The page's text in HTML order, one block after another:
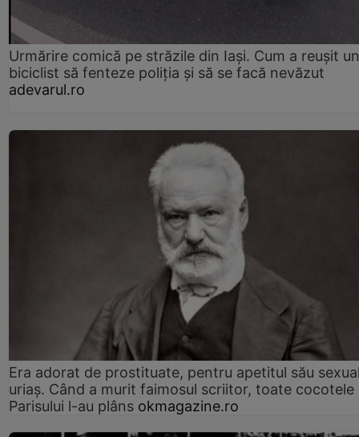
Urmărire comică pe străzile din Iași. Cum a reușit un
biciclist să fenteze poliția și să se facă nevăzut
adevarul.ro
Era adorat de prostituate, pentru apetitul său
uriaș. Când a murit faimosul scriitor, toate cocotele
Parisului l-au plâns okmagazine.ro